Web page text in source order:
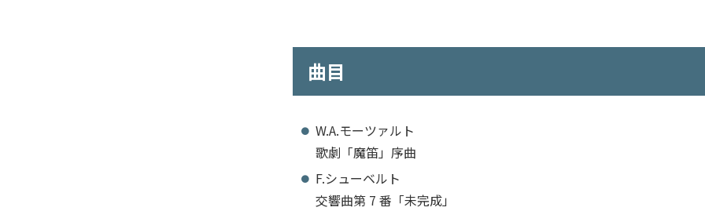
曲目
W.A.モーツァルト
歌劇「魔笛」序曲
F.シューベルト
交響曲第 7 番「未完成」